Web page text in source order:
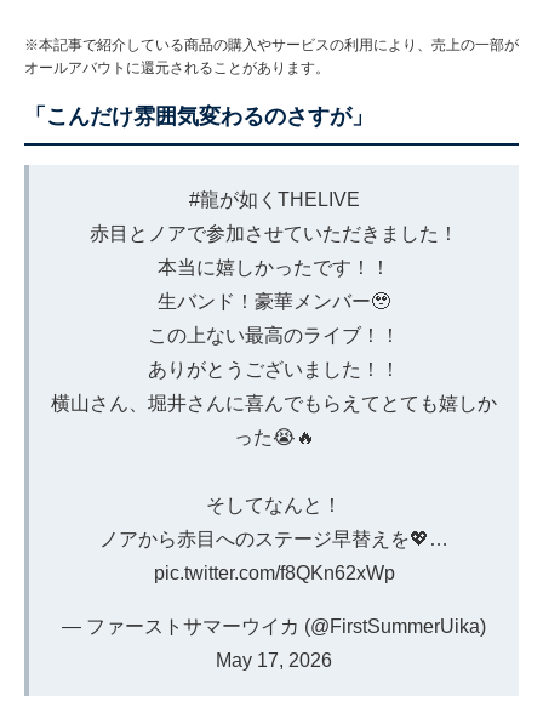
※本記事で紹介している商品の購入やサービスの利用により、売上の一部が
オールアバウトに還元されることがあります。
「こんだけ雰囲気変わるのさすが」
#龍が如くTHELIVE
赤目とノアで参加させていただきました！
本当に嬉しかったです！！
生バンド！豪華メンバー🥹
この上ない最高のライブ！！
ありがとうございました！！
横山さん、堀井さんに喜んでもらえてとても嬉しか
った😭🔥
そしてなんと！
ノアから赤目へのステージ早替えを💖…
pic.twitter.com/f8QKn62xWp
— ファーストサマーウイカ (@FirstSummerUika)
May 17, 2026